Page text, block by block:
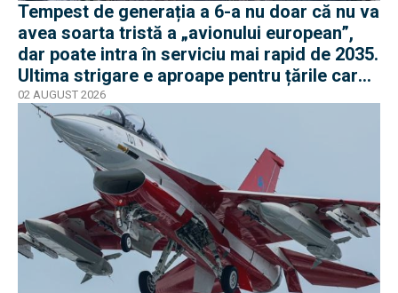
Tempest de generația a 6-a nu doar că nu va
avea soarta tristă a „avionului european”,
dar poate intra în serviciu mai rapid de 2035.
Ultima strigare e aproape pentru țările care
vor în program
02 AUGUST 2026